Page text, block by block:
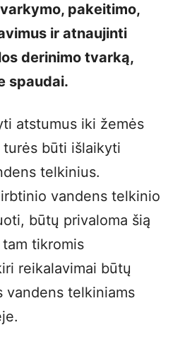
pakeitimo,
ir atnaujinti
derinimo tvarką,
spaudai.
atstumus iki žemės
būti išlaikyti
telkinius.
vandens telkinio
būtų privaloma šią
tikromis
reikalavimai būtų
vandens telkiniams